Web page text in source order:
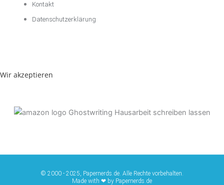
Kontakt
Datenschutzerklärung
Wir akzeptieren
© 2000 - 2025, Papernerds.de. Alle Rechte vorbehalten.
Made with ❤ by Papernerds.de